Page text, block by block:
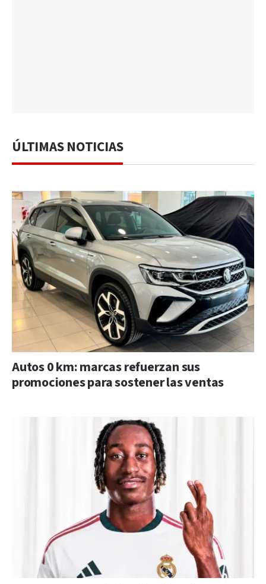
ÚLTIMAS NOTICIAS
Autos 0 km: marcas refuerzan sus
promociones para sostener las ventas